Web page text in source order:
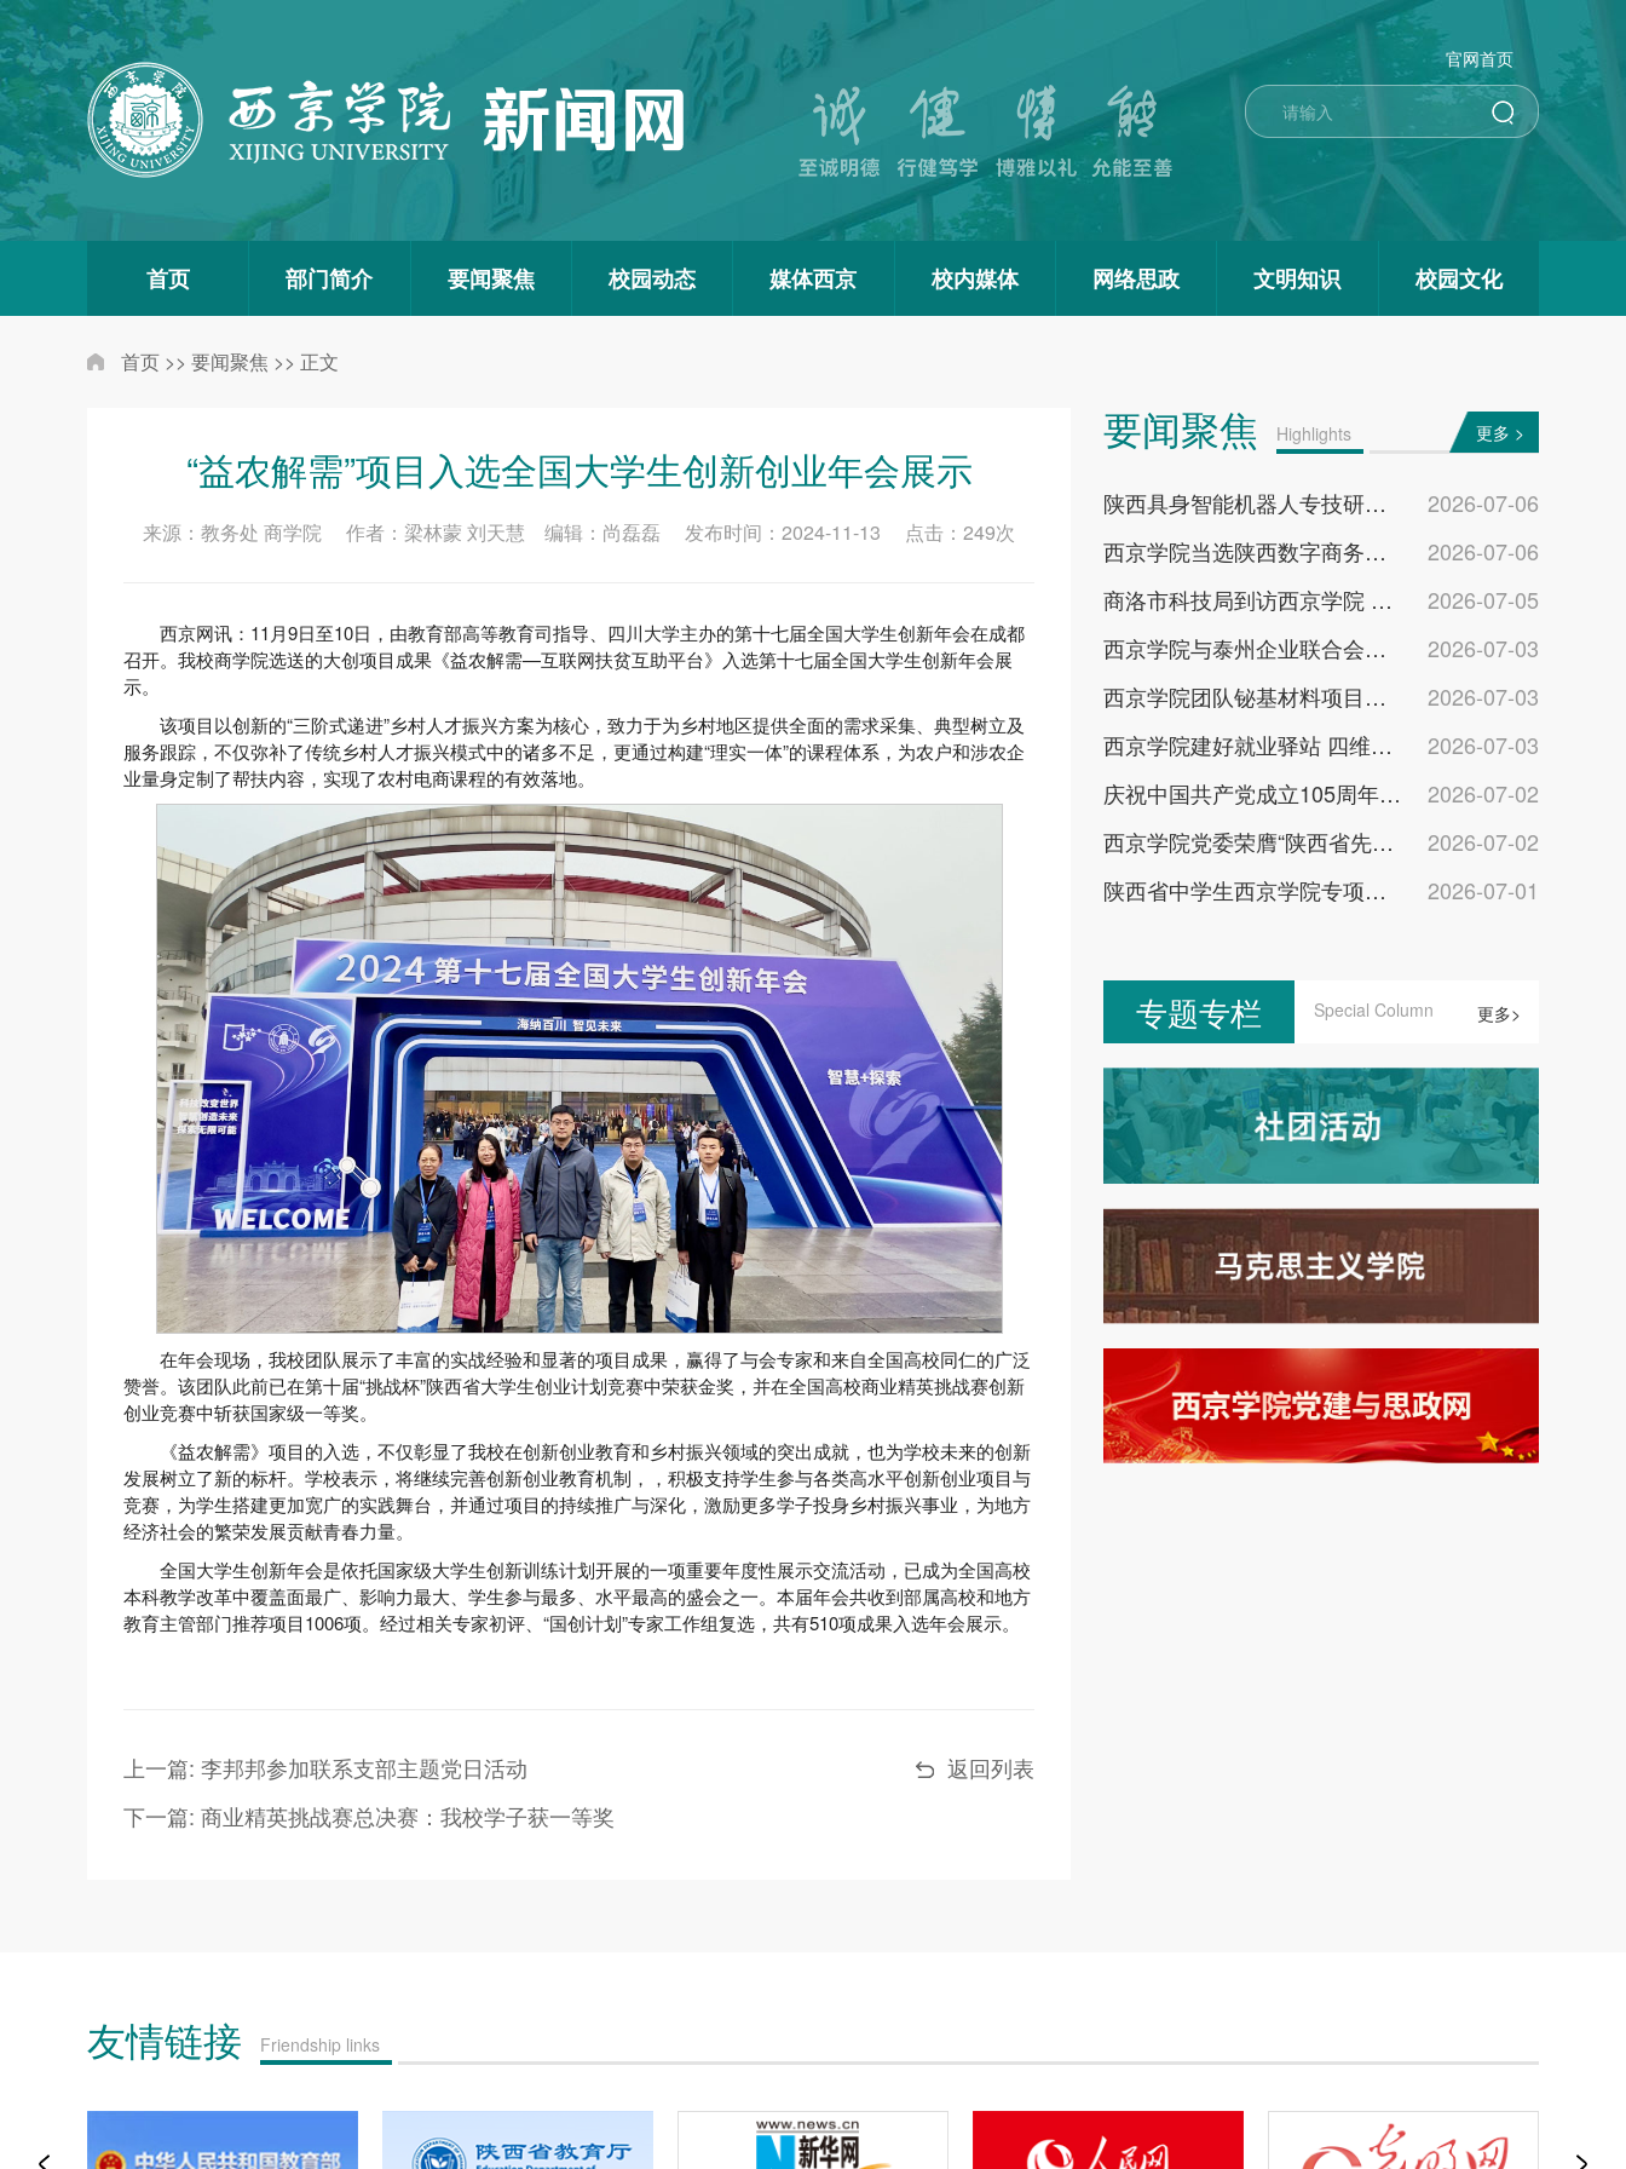
官网首页
首页 部门简介 要闻聚焦 校园动态 媒体西京 校内媒体 网络思政 文明知识 校园文化
首页 >> 要闻聚焦 >> 正文
“益农解需”项目入选全国大学生创新创业年会展示
来源：教务处 商学院 作者：梁林蒙 刘天慧 编辑：尚磊磊 发布时间：2024-11-13 点击： 249次
西京网讯：11月9日至10日，由教育部高等教育司指导、四川大学主办的第十七届全国大学生创新年会在成都
召开。我校商学院选送的大创项目成果《益农解需—互联网扶贫互助平台》入选第十七届全国大学生创新年会展
示。
该项目以创新的“三阶式递进”乡村人才振兴方案为核心，致力于为乡村地区提供全面的需求采集、典型树立及
服务跟踪，不仅弥补了传统乡村人才振兴模式中的诸多不足，更通过构建“理实一体”的课程体系，为农户和涉农企
业量身定制了帮扶内容，实现了农村电商课程的有效落地。
在年会现场，我校团队展示了丰富的实战经验和显著的项目成果，赢得了与会专家和来自全国高校同仁的广泛
赞誉。该团队此前已在第十届“挑战杯”陕西省大学生创业计划竞赛中荣获金奖，并在全国高校商业精英挑战赛创新
创业竞赛中斩获国家级一等奖。
《益农解需》项目的入选，不仅彰显了我校在创新创业教育和乡村振兴领域的突出成就，也为学校未来的创新
发展树立了新的标杆。学校表示，将继续完善创新创业教育机制，，积极支持学生参与各类高水平创新创业项目与
竞赛，为学生搭建更加宽广的实践舞台，并通过项目的持续推广与深化，激励更多学子投身乡村振兴事业，为地方
经济社会的繁荣发展贡献青春力量。
全国大学生创新年会是依托国家级大学生创新训练计划开展的一项重要年度性展示交流活动，已成为全国高校
本科教学改革中覆盖面最广、影响力最大、学生参与最多、水平最高的盛会之一。本届年会共收到部属高校和地方
教育主管部门推荐项目1006项。经过相关专家初评、“国创计划”专家工作组复选，共有510项成果入选年会展示。
上一篇: 李邦邦参加联系支部主题党日活动
下一篇: 商业精英挑战赛总决赛：我校学子获一等奖
返回列表
要闻聚焦 Highlights 更多 >
陕西具身智能机器人专技研修班在西京学院开班
2026-07-06
西京学院当选陕西数字商务产教融合副理事长单位
2026-07-06
商洛市科技局到访西京学院 深化校地科创合作
2026-07-05
西京学院与泰州企业联合会共建校地协同发展平台
2026-07-03
西京学院团队铋基材料项目获省环境科技一等奖
2026-07-03
西京学院建好就业驿站 四维育人助力学子乐业成才
2026-07-03
庆祝中国共产党成立105周年暨“两优一先”表彰大会举行
2026-07-02
西京学院党委荣膺“陕西省先进基层党组织”称号
2026-07-02
陕西省中学生西京学院专项助学金发放仪式举行
2026-07-01
专题专栏 Special Column 更多>
友情链接 Friendship links